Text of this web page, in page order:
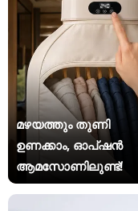
മഴയത്തും തുണി
ഉണക്കാം, ഓപ്ഷൻ
ആമസോണിലുണ്ട്!